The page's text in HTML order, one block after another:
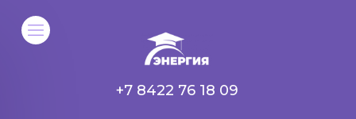
+7 8422 76 18 09